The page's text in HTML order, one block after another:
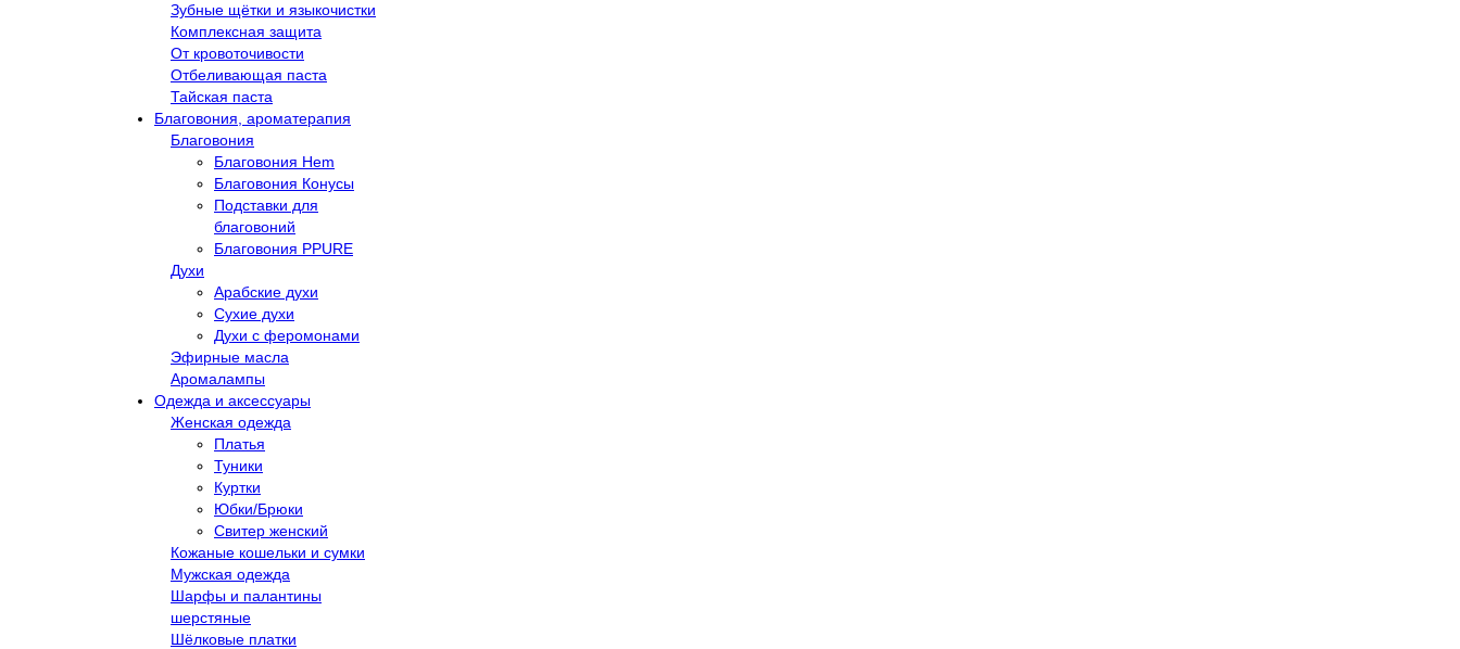
Зубные щётки и языкочистки
Комплексная защита
От кровоточивости
Отбеливающая паста
Тайская паста
Благовония, ароматерапия
Благовония
Благовония Hem
Благовония Конусы
Подставки для
благовоний
Благовония PPURE
Духи
Арабские духи
Сухие духи
Духи с феромонами
Эфирные масла
Аромалампы
Одежда и аксессуары
Женская одежда
Платья
Туники
Куртки
Юбки/Брюки
Свитер женский
Кожаные кошельки и сумки
Мужская одежда
Шарфы и палантины
шерстяные
Шёлковые платки